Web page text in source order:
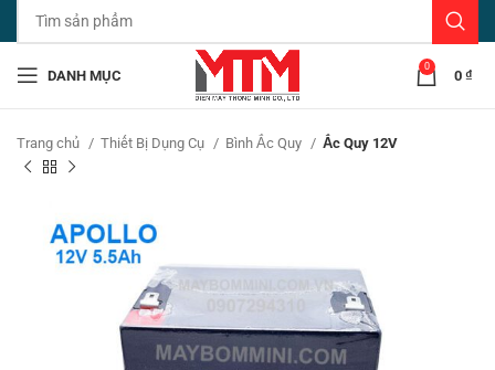
DANH MỤC
0
0 ₫
Trang chủ Thiết Bị Dụng Cụ Bình Ắc Quy Ắc Quy 12V